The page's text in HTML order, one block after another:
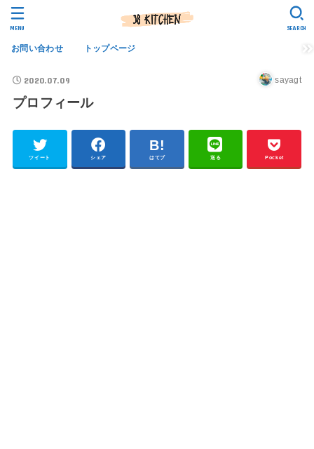
お問い合わせ トップページ
SEARCH
MENU
2020.07.09 sayagt
プロフィール
ツイート シェア はてブ 送る Pocket